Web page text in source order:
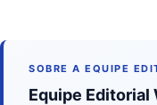
SOBRE A EQUIPE
Equipe